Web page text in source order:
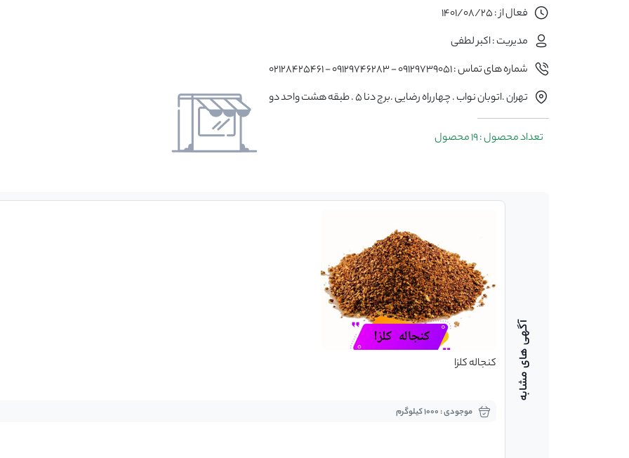
فعال از : 1401/08/25
مدیریت : اکبر لطفی
شماره های تماس : 09129739051 - 09129746283 - 02128425461
تهران .اتوبان نواب . چهارراه رضایی .برج دنا ۵ . طبقه هشت واحد دو
تعداد محصول : 19 محصول
کنجاله کلزا
موجودی : 1000 کیلوگرم